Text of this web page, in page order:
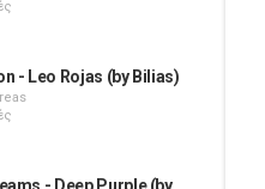
- Leo Rojas (by Bilias)
- Deep Purple (by